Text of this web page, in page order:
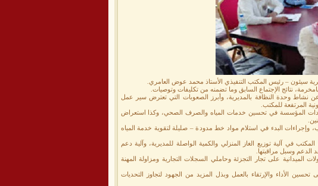
سيئون – رئيس المكتب التنفيذي الأستاذ محمد عوض العامري.
نتائج الإجتماع السابق وما تضمنه من تكليفات وتوصيات.
نشاط وحدة النظافة بالمديرية، وأبرز الصعوبات التي تعترض سير عمل
المرتفعة للمكتب.
المؤسسة في تحسين خدمات المياه والصرف الصحي، وكذا استعراض
الإجراءات النهائية في تجهيز خزان المياه الإضافي سعة 4000 متر مكعب، وإجراءات البدء في استلام مواد خط مدودة – صليلة لتقوية خدمة المياه
في آلية توزيع الغاز المنزلي والكمية الواصلة للمديرية، وآلية دعم
الدعم وسبل مراقبتها.
الميدانية على تجار التجزئة وحاملي السجلات التجارية ومزاولة المهنة
الأداء والإرتقاء بالعمل وبذل المزيد من الجهود لتجاوز التحديات